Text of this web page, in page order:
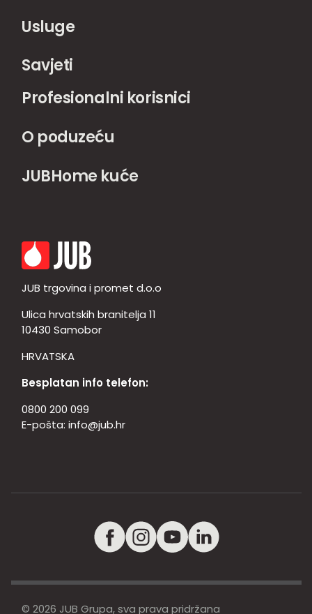
Usluge
Savjeti
Profesionalni korisnici
O poduzeću
JUBHome kuće
JUB trgovina i promet d.o.o
Ulica hrvatskih branitelja 11
10430 Samobor
HRVATSKA
Besplatan info telefon:
0800 200 099
E-pošta: info@jub.hr
© 2026 JUB Grupa, sva prava pridržana